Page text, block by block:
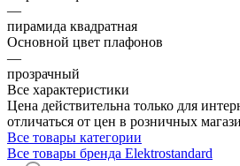
—
пирамида квадратная
Основной цвет плафонов
—
прозрачный
Все характеристики
Цена действительна только для
отличаться от цен в розничных
Все товары категории
Все товары бренда Elektrostandard